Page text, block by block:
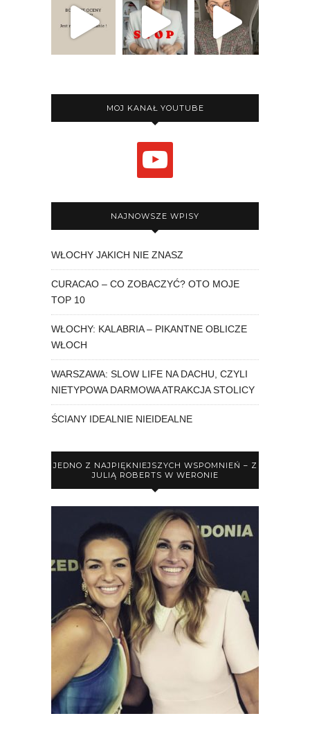
MOJ KANAŁ YOUTUBE
youtube
NAJNOWSZE WPISY
WŁOCHY JAKICH NIE ZNASZ
CURACAO – CO ZOBACZYĆ? OTO MOJE
TOP 10
WŁOCHY: KALABRIA – PIKANTNE OBLICZE
WŁOCH
WARSZAWA: SLOW LIFE NA DACHU, CZYLI
NIETYPOWA DARMOWA ATRAKCJA STOLICY
ŚCIANY IDEALNIE NIEIDEALNE
JEDNO Z NAJPIĘKNIEJSZYCH WSPOMNIEŃ – Z
JULIĄ ROBERTS W WERONIE